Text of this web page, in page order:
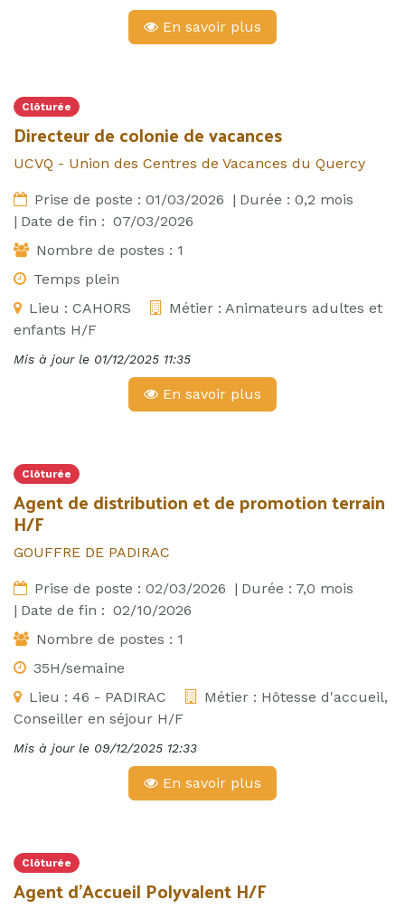
En savoir plus
Clôturée
Directeur de colonie de vacances
UCVQ - Union des Centres de Vacances du Quercy
Prise de poste : 01/03/2026 | Durée : 0,2 mois
| Date de fin : 07/03/2026
Nombre de postes : 1
Temps plein
Lieu : CAHORS Métier : Animateurs adultes et
enfants H/F
Mis à jour le 01/12/2025 11:35
En savoir plus
Clôturée
Agent de distribution et de promotion terrain
H/F
GOUFFRE DE PADIRAC
Prise de poste : 02/03/2026 | Durée : 7,0 mois
| Date de fin : 02/10/2026
Nombre de postes : 1
35H/semaine
Lieu : 46 - PADIRAC Métier : Hôtesse d'accueil,
Conseiller en séjour H/F
Mis à jour le 09/12/2025 12:33
En savoir plus
Clôturée
Agent d'Accueil Polyvalent H/F